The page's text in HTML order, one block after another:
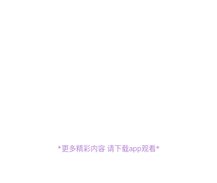
*更多精彩内容 请下载app观看*